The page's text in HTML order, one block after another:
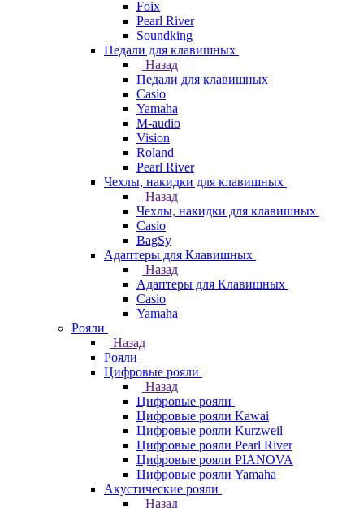
Foix
Pearl River
Soundking
Педали для клавишных
Назад
Педали для клавишных
Casio
Yamaha
M-audio
Vision
Roland
Pearl River
Чехлы, накидки для клавишных
Назад
Чехлы, накидки для клавишных
Casio
BagSy
Адаптеры для Клавишных
Назад
Адаптеры для Клавишных
Casio
Yamaha
Рояли
Назад
Рояли
Цифровые рояли
Назад
Цифровые рояли
Цифровые рояли Kawai
Цифровые рояли Kurzweil
Цифровые рояли Pearl River
Цифровые рояли PIANOVA
Цифровые рояли Yamaha
Акустические рояли
Назад